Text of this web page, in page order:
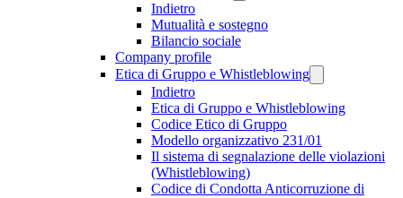
Indietro
Mutualità e sostegno
Bilancio sociale
Company profile
Etica di Gruppo e Whistleblowing
Indietro
Etica di Gruppo e Whistleblowing
Codice Etico di Gruppo
Modello organizzativo 231/01
Il sistema di segnalazione delle violazioni
(Whistleblowing)
Codice di Condotta Anticorruzione di